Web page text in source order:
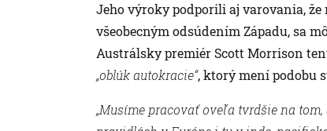
Jeho výroky podporili aj varovania,
všeobecným odsúdením Západu, sa
Austrálsky premiér Scott Morrison
„oblúk autokracie“, ktorý mení podobu
„Musíme pracovať oveľa tvrdšie na